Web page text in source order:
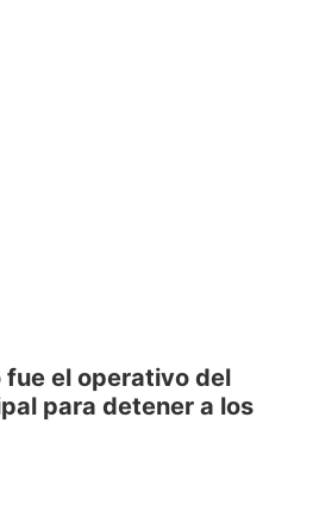
fue el operativo del
para detener a los